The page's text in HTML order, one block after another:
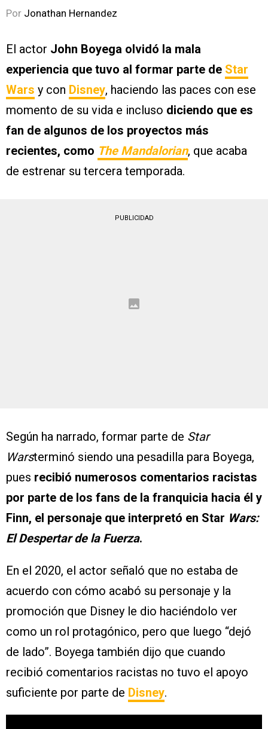
Por Jonathan Hernandez
El actor John Boyega olvidó la mala
experiencia que tuvo al formar parte de Star
Wars y con Disney, haciendo las paces con ese
momento de su vida e incluso diciendo que es
fan de algunos de los proyectos más
recientes, como The Mandalorian, que acaba
de estrenar su tercera temporada.
PUBLICIDAD
Según ha narrado, formar parte de Star
Warsterminó siendo una pesadilla para Boyega,
pues recibió numerosos comentarios racistas
por parte de los fans de la franquicia hacia él y
Finn, el personaje que interpretó en Star Wars:
El Despertar de la Fuerza.
En el 2020, el actor señaló que no estaba de
acuerdo con cómo acabó su personaje y la
promoción que Disney le dio haciéndolo ver
como un rol protagónico, pero que luego “dejó
de lado”. Boyega también dijo que cuando
recibió comentarios racistas no tuvo el apoyo
suficiente por parte de Disney.